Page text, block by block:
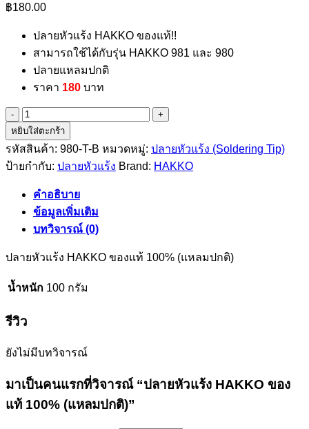
฿180.00
ปลายหัวแร้ง HAKKO ของแท้!!
สามารถใช้ได้กับรุ่น HAKKO 981 และ 980
ปลายแหลมปกติ
ราคา 180 บาท
จำนวน
ปลาย
หัว
แร้ง
ของ
แท้
100%
ปกติ)
หยิบใส่ตะกร้า
รหัสสินค้า: 980-T-B หมวดหมู่: ปลายหัวแร้ง (Soldering Tip)
ป้ายกำกับ: ปลายหัวแร้ง Brand: HAKKO
คำอธิบาย
ข้อมูลเพิ่มเติม
บทวิจารณ์ (0)
ปลายหัวแร้ง HAKKO ของแท้ 100% (แหลมปกติ)
น้ำหนัก 100 กรัม
รีวิว
ยังไม่มีบทวิจารณ์
มาเป็นคนแรกที่วิจารณ์ “ปลายหัวแร้ง HAKKO ของ
แท้ 100% (แหลมปกติ)”